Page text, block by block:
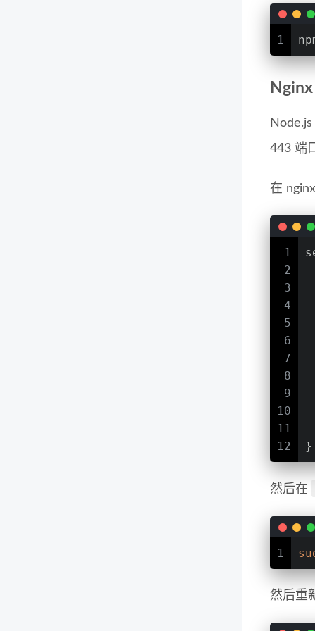
1
443 端
在
1
2
3
4
5
6
7
8
9
10
11
12
}
然后在
1
然后重